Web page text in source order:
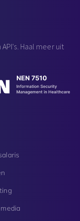
Haal meer uit